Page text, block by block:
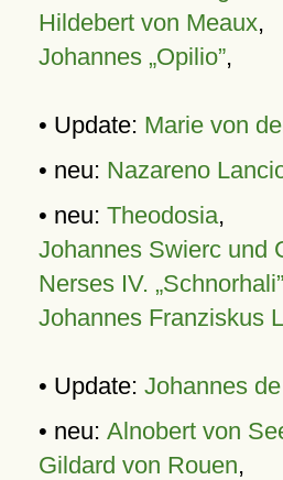
Hildebert von Meaux,
Johannes „Opilio”,
• Update: Marie von
• neu: Nazareno
• neu: Theodosia,
Johannes Swierc und
Nerses IV. „Schnorhali”
Johannes Franziskus
• Update: Johannes
• neu: Alnobert von
Gildard von Rouen,